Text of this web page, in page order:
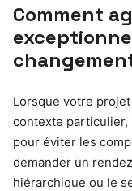
Comment
Lorsque votre
contexte particulier,
pour éviter les
demander un
hiérarchique ou le